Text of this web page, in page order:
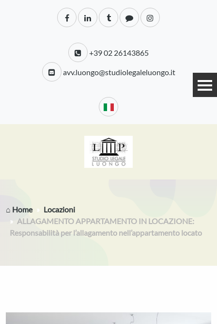
+39 02 26143865
avv.luongo@studiolegaleluongo.it
⌂ Home
Locazioni
ALLAGAMENTO APPARTAMENTO IN LOCAZIONE:
Responsabilità per l’allagamento nell’appartamento locato